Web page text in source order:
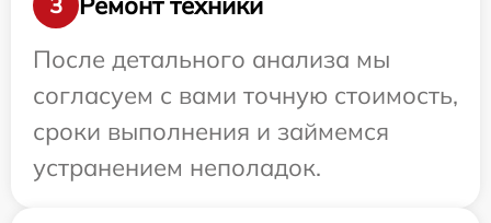
После детального анализа мы
согласуем с вами точную стоимость,
сроки выполнения и займемся
устранением неполадок.